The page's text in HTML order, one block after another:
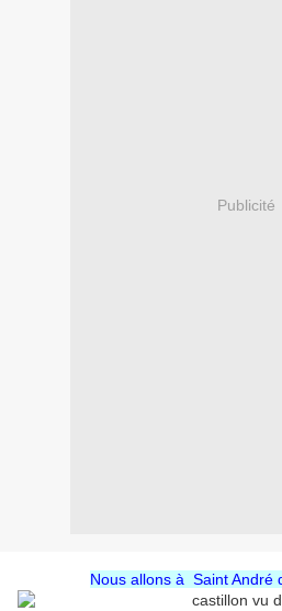
Publicité
Nous allons à Saint André